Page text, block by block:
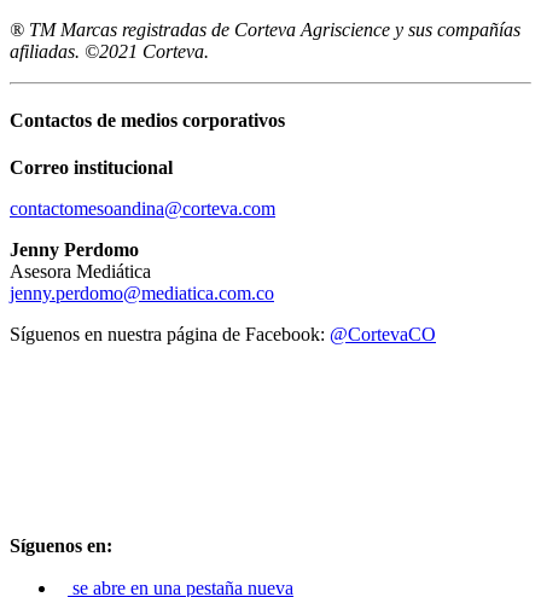
® TM Marcas registradas de Corteva Agriscience y sus compañías
afiliadas. ©2021 Corteva.
Contactos de medios corporativos
Correo institucional
contactomesoandina@corteva.com
Jenny Perdomo
Asesora Mediática
jenny.perdomo@mediatica.com.co
Síguenos en nuestra página de Facebook: @CortevaCO
Síguenos en:
se abre en una pestaña nueva